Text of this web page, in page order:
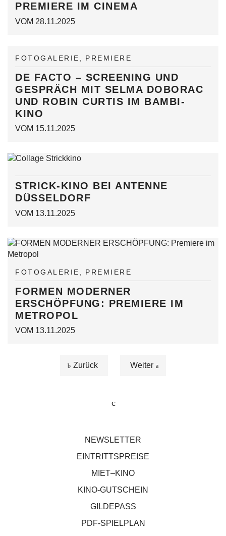
PREMIERE IM CINEMA
VOM 28.11.2025
FOTOGALERIE PREMIERE
DE FACTO – SCREENING UND
GESPRÄCH MIT SELMA DOBORAC
UND ROBIN CURTIS IM BAMBI-
KINO
VOM 15.11.2025
STRICK-KINO BEI ANTENNE
DÜSSELDORF
VOM 13.11.2025
FOTOGALERIE PREMIERE
FORMEN MODERNER
ERSCHÖPFUNG: PREMIERE IM
METROPOL
VOM 13.11.2025
Zurück Weiter
NEWSLETTER
EINTRITTSPREISE
MIET–KINO
KINO-GUTSCHEIN
GILDEPASS
PDF-SPIELPLAN